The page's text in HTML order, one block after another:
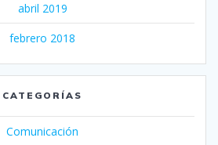
abril 2019
febrero 2018
CATEGORÍAS
Comunicación